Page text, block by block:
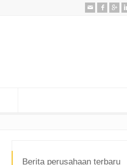
Berita perusahaan terbaru